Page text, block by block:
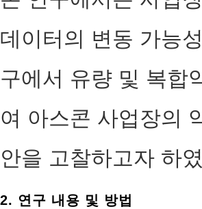
데이터의 변동 가능
구에서 유량 및 복합
여 아스콘 사업장의
안을 고찰하고자 하
2. 연구 내용 및 방법